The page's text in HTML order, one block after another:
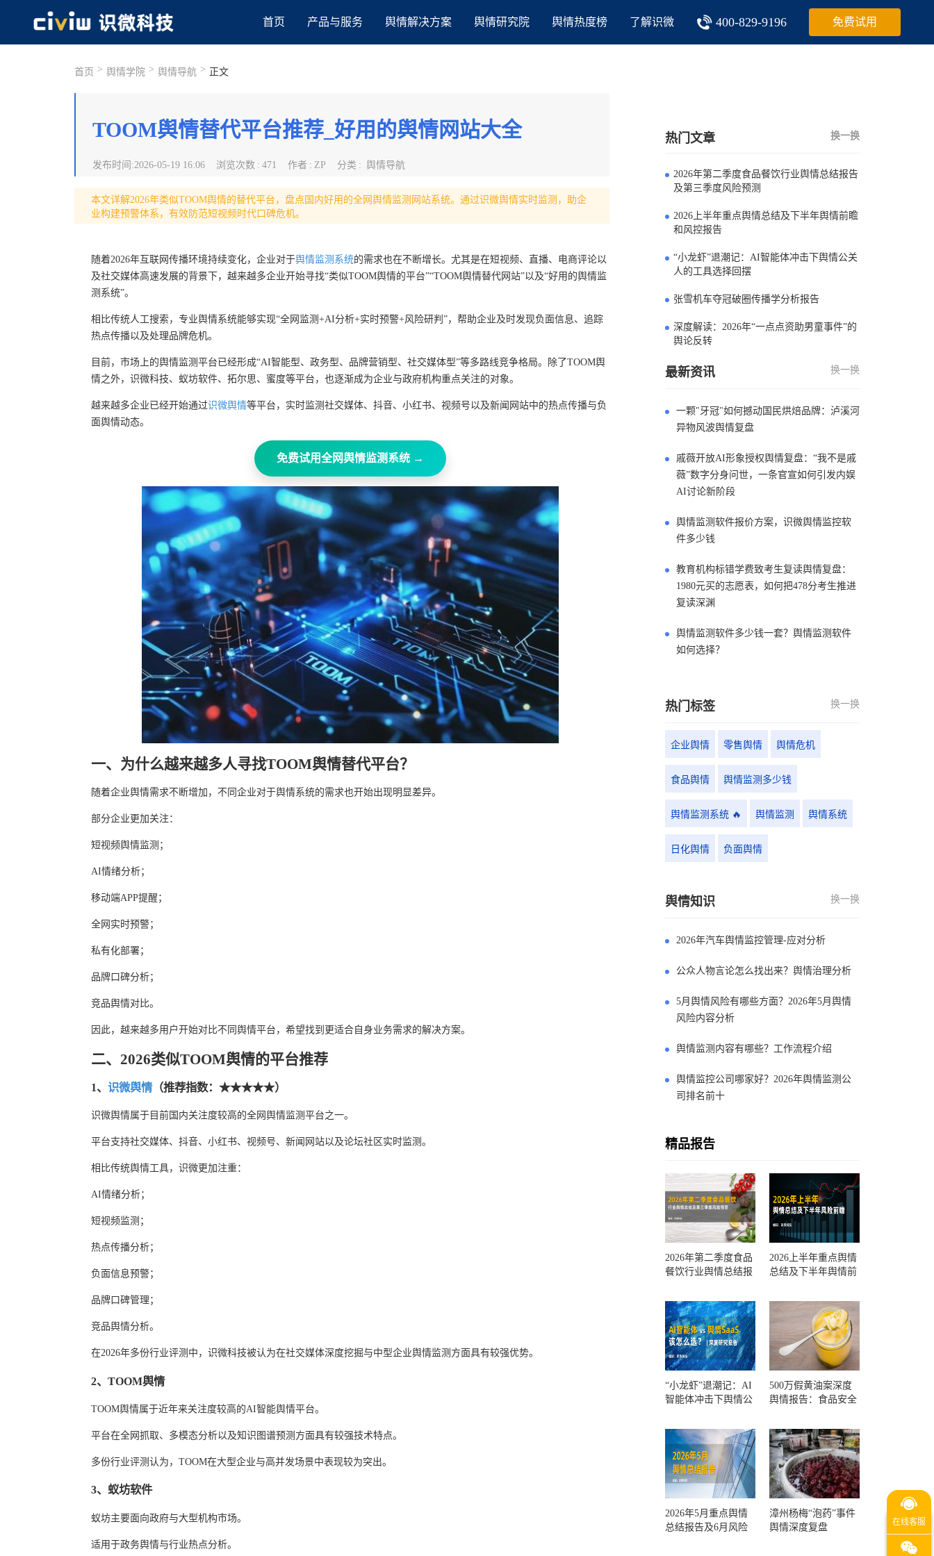
首页 产品与服务 舆情解决方案 舆情研究院 舆情热度榜 了解识微 400-829-9196 免费试用
首页 > 舆情学院 > 舆情导航 > 正文
TOOM舆情替代平台推荐_好用的舆情网站大全
发布时间 :2026-05-19 16:06 浏览次数 : 471 作者 : ZP 分类 : 舆情导航
本文详解2026年类似TOOM舆情的替代平台，盘点国内好用的全网舆情监测网站系统。通过识微舆情实时监测，助企
业构建预警体系，有效防范短视频时代口碑危机。
随着2026年互联网传播环境持续变化，企业对于舆情监测系统的需求也在不断增长。尤其是在短视频、直播、电商评论以
及社交媒体高速发展的背景下，越来越多企业开始寻找“类似TOOM舆情的平台”“TOOM舆情替代网站”以及“好用的舆情监
测系统”。
相比传统人工搜索，专业舆情系统能够实现“全网监测+AI分析+实时预警+风险研判”，帮助企业及时发现负面信息、追踪
热点传播以及处理品牌危机。
目前，市场上的舆情监测平台已经形成“AI智能型、政务型、品牌营销型、社交媒体型”等多路线竞争格局。除了TOOM舆
情之外，识微科技、蚁坊软件、拓尔思、蜜度等平台，也逐渐成为企业与政府机构重点关注的对象。
越来越多企业已经开始通过识微舆情等平台，实时监测社交媒体、抖音、小红书、视频号以及新闻网站中的热点传播与负
面舆情动态。
免费试用全网舆情监测系统 →
一、为什么越来越多人寻找TOOM舆情替代平台？
随着企业舆情需求不断增加，不同企业对于舆情系统的需求也开始出现明显差异。
部分企业更加关注：
短视频舆情监测；
AI情绪分析；
移动端APP提醒；
全网实时预警；
私有化部署；
品牌口碑分析；
竞品舆情对比。
因此，越来越多用户开始对比不同舆情平台，希望找到更适合自身业务需求的解决方案。
二、2026类似TOOM舆情的平台推荐
1、 识微舆情（推荐指数：★★★★★）
识微舆情属于目前国内关注度较高的全网舆情监测平台之一。
平台支持社交媒体、抖音、小红书、视频号、新闻网站以及论坛社区实时监测。
相比传统舆情工具，识微更加注重：
AI情绪分析；
短视频监测；
热点传播分析；
负面信息预警；
品牌口碑管理；
竞品舆情分析。
在2026年多份行业评测中，识微科技被认为在社交媒体深度挖掘与中型企业舆情监测方面具有较强优势。
2、TOOM舆情
TOOM舆情属于近年来关注度较高的AI智能舆情平台。
平台在全网抓取、多模态分析以及知识图谱预测方面具有较强技术特点。
多份行业评测认为，TOOM在大型企业与高并发场景中表现较为突出。
3、蚁坊软件
蚁坊主要面向政府与大型机构市场。
适用于政务舆情与行业热点分析。
热门文章 换一换
2026年第二季度食品餐饮行业舆情总结报告
及第三季度风险预测
2026上半年重点舆情总结及下半年舆情前瞻
和风控报告
“小龙虾”退潮记：AI智能体冲击下舆情公关
人的工具选择回摆
张雪机车夺冠破圈传播学分析报告
深度解读：2026年“一点点资助男童事件”的
舆论反转
最新资讯 换一换
一颗"牙冠"如何撼动国民烘焙品牌：泸溪河
异物风波舆情复盘
戚薇开放AI形象授权舆情复盘：“我不是戚
薇”数字分身问世，一条官宣如何引发内娱
AI讨论新阶段
舆情监测软件报价方案，识微舆情监控软
件多少钱
教育机构标错学费致考生复读舆情复盘：
1980元买的志愿表，如何把478分考生推进
复读深渊
舆情监测软件多少钱一套？舆情监测软件
如何选择？
热门标签 换一换
企业舆情 零售舆情 舆情危机
食品舆情 舆情监测多少钱
舆情监测系统 🔥 舆情监测 舆情系统
日化舆情 负面舆情
舆情知识 换一换
2026年汽车舆情监控管理-应对分析
公众人物言论怎么找出来？舆情治理分析
5月舆情风险有哪些方面？2026年5月舆情
风险内容分析
舆情监测内容有哪些？工作流程介绍
舆情监控公司哪家好？2026年舆情监测公
司排名前十
精品报告
2026年第二季度食品
餐饮行业舆情总结报
测
2026上半年重点舆情
总结及下半年舆情前
“小龙虾”退潮记：AI
智能体冲击下舆情公
500万假黄油案深度
舆情报告：食品安全
一环？
2026年5月重点舆情
总结报告及6月风险
漳州杨梅“泡药”事件
舆情深度复盘